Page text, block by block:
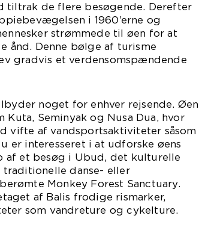
de flere besøgende. Derefter
i 1960’erne og
strømmede til øen for at
ånd. Denne bølge af turisme
gradvis et verdensomspændende
noget for enhver rejsende. Øen
Seminyak og Nusa Dua, hvor
vifte af vandsportsaktiviteter såsom
er interesseret i at udforske øens
af et besøg i Ubud, det kulturelle
danse- eller
Monkey Forest Sanctuary.
af Balis frodige rismarker,
som vandreture og cykelture.